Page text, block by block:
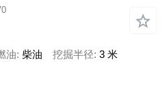
油 柴油 挖掘半径 3 米